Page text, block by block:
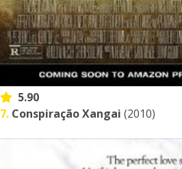
5.90
7. Conspiração Xangai (2010)